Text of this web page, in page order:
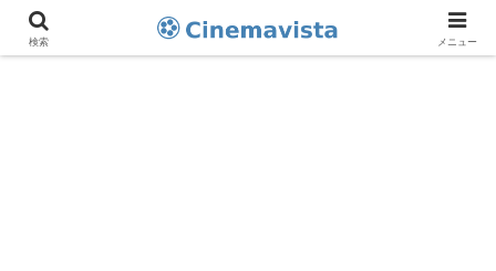
検索 メニュー